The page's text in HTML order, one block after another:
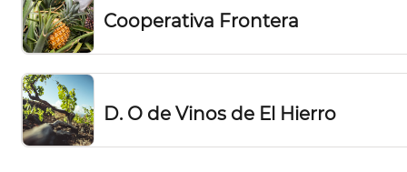
Cooperativa Frontera
D. O de Vinos de El Hierro